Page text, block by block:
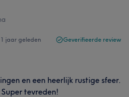
jaar geleden Geverifieerde review
en een heerlijk rustige sfeer.
tevreden!